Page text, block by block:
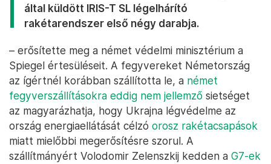
által küldött IRIS-T SL légelhárító
rakétarendszer első négy darabja.
– erősítette meg a német védelmi minisztérium a
Spiegel értesüléseit. A fegyvereket Németország
az ígértnél korábban szállította le, a német
fegyverszállításokra eddig nem jellemző sietséget
az magyarázhatja, hogy Ukrajna légvédelme az
ország energiaellátását célzó orosz rakétacsapások
miatt mielőbbi megerősítésre szorul. A
szállítmányért Volodomir Zelenszkij kedden a G7-ek